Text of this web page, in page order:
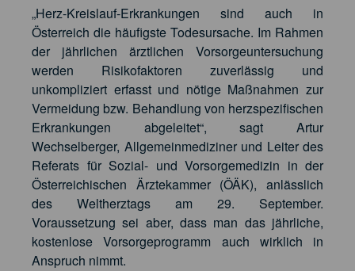
„Herz-Kreislauf-Erkrankungen sind auch in
Österreich die häufigste Todesursache. Im Rahmen
der jährlichen ärztlichen Vorsorgeuntersuchung
werden Risikofaktoren zuverlässig und
unkompliziert erfasst und nötige Maßnahmen zur
Vermeidung bzw. Behandlung von herzspezifischen
Erkrankungen abgeleitet“, sagt Artur
Wechselberger, Allgemeinmediziner und Leiter des
Referats für Sozial- und Vorsorgemedizin in der
Österreichischen Ärztekammer (ÖÄK), anlässlich
des Weltherztags am 29. September.
Voraussetzung sei aber, dass man das jährliche,
kostenlose Vorsorgeprogramm auch wirklich in
Anspruch nimmt.